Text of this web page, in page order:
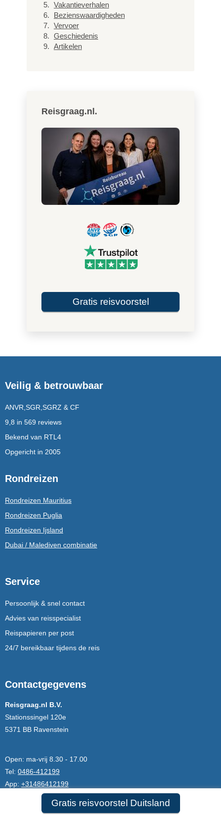
Gratis reisvoorstel Duitsland
Vakantieverhalen
Bezienswaardigheden
Vervoer
Geschiedenis
Artikelen
Reisgraag.nl.
Gratis reisvoorstel
Veilig & betrouwbaar
ANVR,SGR,SGRZ & CF
9,8 in 569 reviews
Bekend van RTL4
Opgericht in 2005
Rondreizen
Rondreizen Mauritius
Rondreizen Puglia
Rondreizen Ijsland
Dubai / Malediven combinatie
Service
Persoonlijk & snel contact
Advies van reisspecialist
Reispapieren per post
24/7 bereikbaar tijdens de reis
Contactgegevens
Reisgraag.nl B.V.
Stationssingel 120e
5371 BB Ravenstein
Open: ma-vrij 8.30 - 17.00
Tel: 0486-412199
App: +31486412199
info@reisgraag.nl
ANVR,SGR,CF